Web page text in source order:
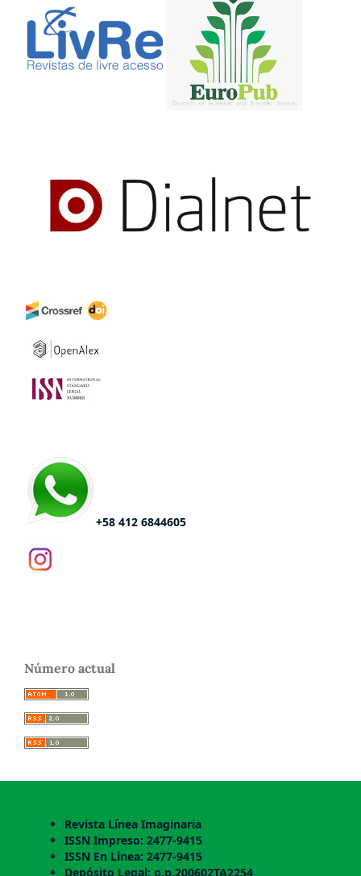
+58 412 6844605
Número actual
Revista Línea Imaginaria
ISSN Impreso: 2477-9415
ISSN En Línea: 2477-9415
Depósito Legal: p.p.200602TA2254